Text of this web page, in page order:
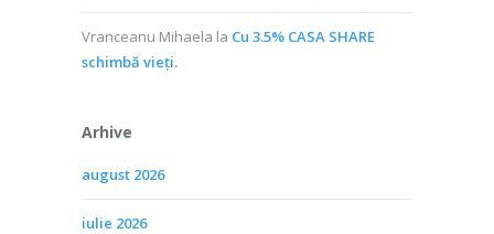
Vranceanu Mihaela la Cu 3.5% CASA SHARE
schimbă vieţi.
Arhive
august 2026
iulie 2026